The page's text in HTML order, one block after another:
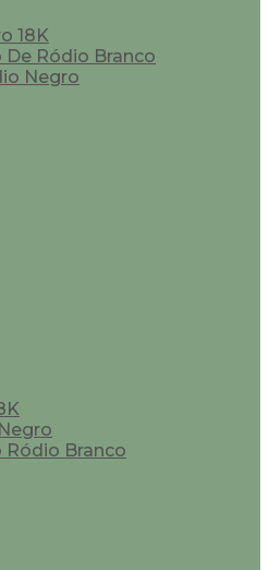
18K
De Ródio Branco
Negro
Ródio Branco